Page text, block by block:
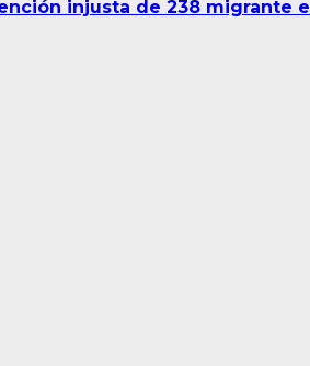
injusta de 238 migrante